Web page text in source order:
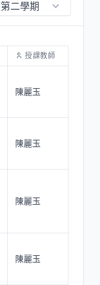
授課教師
陳麗玉
陳麗玉
陳麗玉
陳麗玉